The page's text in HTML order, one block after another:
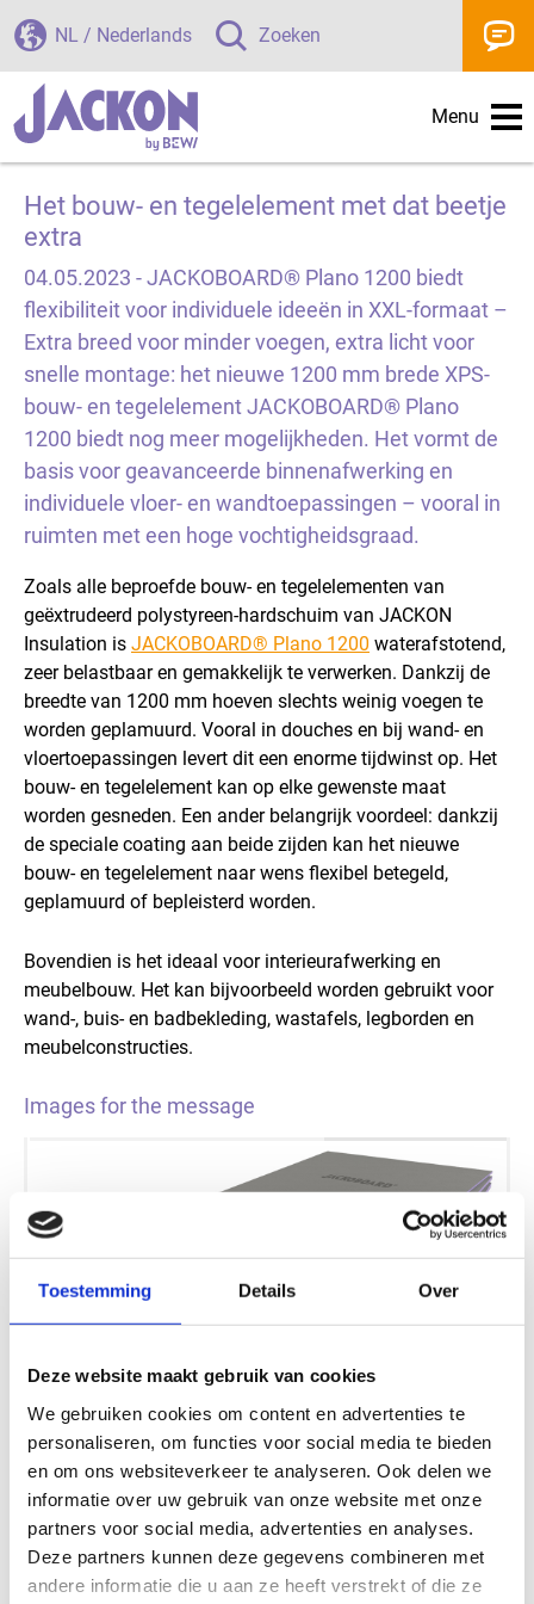
Toestemming Details Over
Deze website maakt gebruik van cookies
We gebruiken cookies om content en advertenties te
personaliseren, om functies voor social media te bieden
en om ons websiteverkeer te analyseren. Ook delen we
informatie over uw gebruik van onze website met onze
partners voor social media, advertenties en analyses.
Deze partners kunnen deze gegevens combineren met
andere informatie die u aan ze heeft verstrekt of die ze
Menu
NL / Nederlands Zoeken
Het bouw- en tegelelement met dat beetje
extra
04.05.2023 -JACKOBOARD® Plano 1200 biedt
flexibiliteit voor individuele ideeën in XXL-formaat –
Extra breed voor minder voegen, extra licht voor
snelle montage: het nieuwe 1200 mm brede XPS-
bouw- en tegelelement JACKOBOARD® Plano
1200 biedt nog meer mogelijkheden. Het vormt de
basis voor geavanceerde binnenafwerking en
individuele vloer- en wandtoepassingen – vooral in
ruimten met een hoge vochtigheidsgraad.
Zoals alle beproefde bouw- en tegelelementen van
geëxtrudeerd polystyreen-hardschuim van JACKON
Insulation is JACKOBOARD® Plano 1200 waterafstotend,
zeer belastbaar en gemakkelijk te verwerken. Dankzij de
breedte van 1200 mm hoeven slechts weinig voegen te
worden geplamuurd. Vooral in douches en bij wand- en
vloertoepassingen levert dit een enorme tijdwinst op. Het
bouw- en tegelelement kan op elke gewenste maat
worden gesneden. Een ander belangrijk voordeel: dankzij
de speciale coating aan beide zijden kan het nieuwe
bouw- en tegelelement naar wens flexibel betegeld,
geplamuurd of bepleisterd worden.
Bovendien is het ideaal voor interieurafwerking en
meubelbouw. Het kan bijvoorbeeld worden gebruikt voor
wand-, buis- en badbekleding, wastafels, legborden en
meubelconstructies.
Images for the message
Beeld 1 / 2:
Het XPS-bouw- en tegelelement
JACKOBOARD® Plano 1200 staat met zijn extra brede
formaat de meest uiteenlopende
vormgevingsmogelijkheden toe.